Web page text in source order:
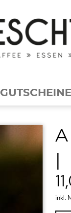
GUTSCHEINE
|
inkl.